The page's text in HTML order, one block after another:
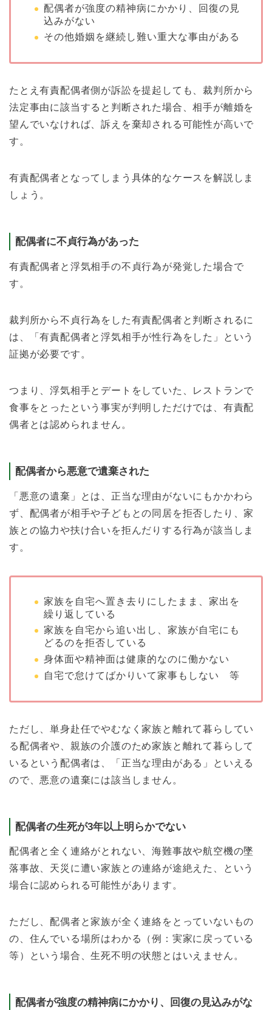
配偶者が強度の精神病にかかり、回復の見
込みがない
その他婚姻を継続し難い重大な事由がある
たとえ有責配偶者側が訴訟を提起しても、裁判所から
法定事由に該当すると判断された場合、相手が離婚を
望んでいなければ、訴えを棄却される可能性が高いで
す。
有責配偶者となってしまう具体的なケースを解説しま
しょう。
配偶者に不貞行為があった
有責配偶者と浮気相手の不貞行為が発覚した場合で
す。
裁判所から不貞行為をした有責配偶者と判断されるに
は、「有責配偶者と浮気相手が性行為をした」という
証拠が必要です。
つまり、浮気相手とデートをしていた、レストランで
食事をとったという事実が判明しただけでは、有責配
偶者とは認められません。
配偶者から悪意で遺棄された
「悪意の遺棄」とは、正当な理由がないにもかかわら
ず、配偶者が相手や子どもとの同居を拒否したり、家
族との協力や扶け合いを拒んだりする行為が該当しま
す。
家族を自宅へ置き去りにしたまま、家出を
繰り返している
家族を自宅から追い出し、家族が自宅にも
どるのを拒否している
身体面や精神面は健康的なのに働かない
自宅で怠けてばかりいて家事もしない 等
ただし、単身赴任でやむなく家族と離れて暮らしてい
る配偶者や、親族の介護のため家族と離れて暮らして
いるという配偶者は、「正当な理由がある」といえる
ので、悪意の遺棄には該当しません。
配偶者の生死が3年以上明らかでない
配偶者と全く連絡がとれない、海難事故や航空機の墜
落事故、天災に遭い家族との連絡が途絶えた、という
場合に認められる可能性があります。
ただし、配偶者と家族が全く連絡をとっていないもの
の、住んでいる場所はわかる（例：実家に戻っている
等）という場合、生死不明の状態とはいえません。
配偶者が強度の精神病にかかり、回復の見込みがな